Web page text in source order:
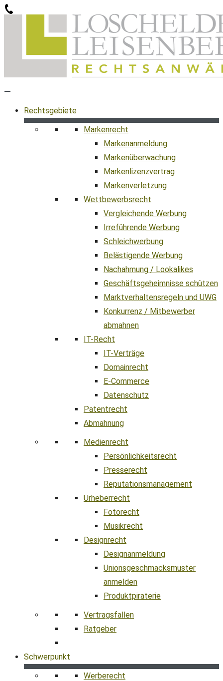
Zum
Rechtsgebiete
Markenrecht
Markenanmeldung
Markenüberwachung
Markenlizenzvertrag
Markenverletzung
Wettbewerbsrecht
Vergleichende Werbung
Irreführende Werbung
Schleichwerbung
Belästigende Werbung
Nachahmung / Lookalikes
Geschäftsgeheimnisse schützen
Marktverhaltensregeln und UWG
Konkurrenz / Mitbewerber
abmahnen
IT-Recht
IT-Verträge
Domainrecht
E-Commerce
Datenschutz
Patentrecht
Abmahnung
Medienrecht
Persönlichkeitsrecht
Presserecht
Reputationsmanagement
Urheberrecht
Fotorecht
Musikrecht
Designrecht
Designanmeldung
Unionsgeschmacksmuster
anmelden
Produktpiraterie
Vertragsfallen
Ratgeber
Schwerpunkt
Werberecht